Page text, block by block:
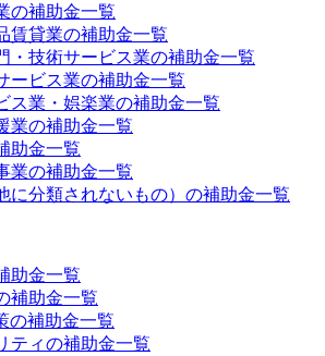
の補助金一覧
賃貸業の補助金一覧
・技術サービス業の補助金一覧
ービス業の補助金一覧
ス業・娯楽業の補助金一覧
業の補助金一覧
助金一覧
業の補助金一覧
に分類されないもの） の補助金一覧
助金一覧
補助金一覧
の補助金一覧
ティの補助金一覧